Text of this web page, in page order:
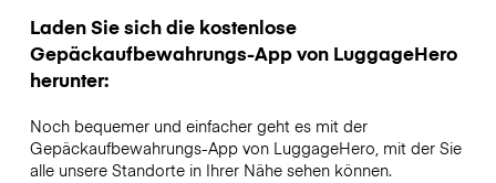
Laden Sie sich die kostenlose
Gepäckaufbewahrungs-App von LuggageHero
herunter:
Noch bequemer und einfacher geht es mit der
Gepäckaufbewahrungs-App von LuggageHero, mit der Sie
alle unsere Standorte in Ihrer Nähe sehen können.